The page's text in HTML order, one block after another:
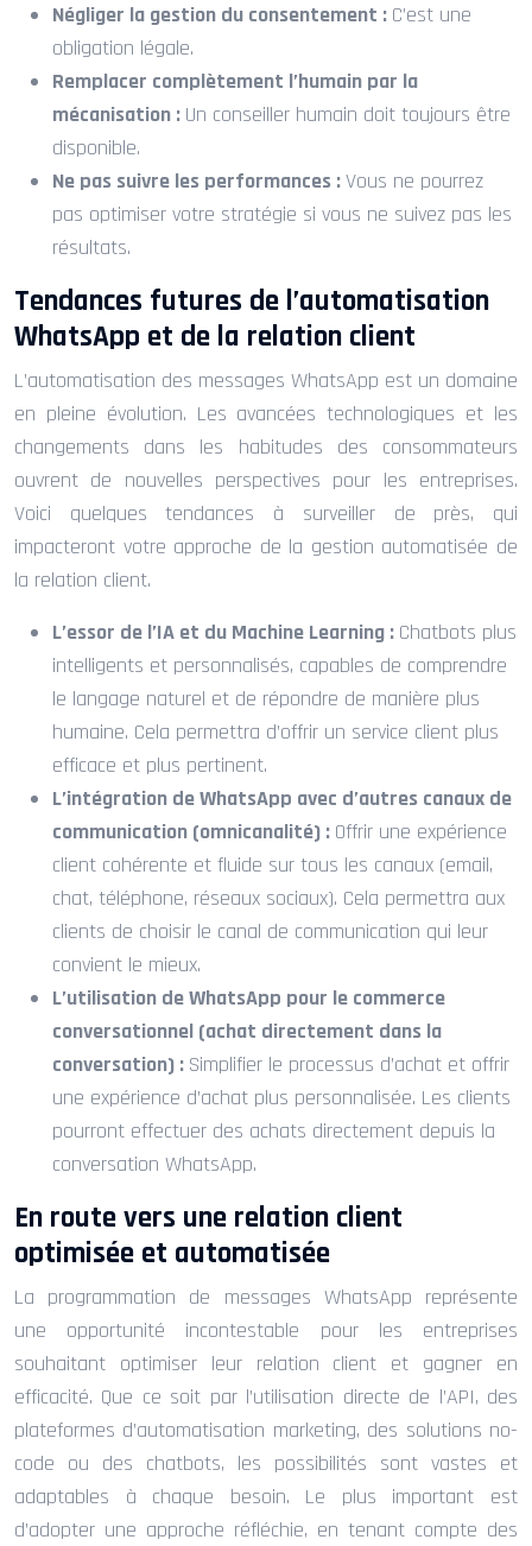
Négliger la gestion du consentement : C’est une
obligation légale.
Remplacer complètement l’humain par la
mécanisation : Un conseiller humain doit toujours être
disponible.
Ne pas suivre les performances :Vous ne pourrez
pas optimiser votre stratégie si vous ne suivez pas les
résultats.
Tendances futures de l’automatisation
WhatsApp et de la relation client
L’automatisation des messages WhatsApp est un domaine
en pleine évolution. Les avancées technologiques et les
changements dans les habitudes des consommateurs
ouvrent de nouvelles perspectives pour les entreprises.
Voici quelques tendances à surveiller de près, qui
impacteront votre approche de la gestion automatisée de
la relation client.
L’essor de l’IA et du Machine Learning : Chatbots plus
intelligents et personnalisés, capables de comprendre
le langage naturel et de répondre de manière plus
humaine. Cela permettra d’offrir un service client plus
efficace et plus pertinent.
L’intégration de WhatsApp avec d’autres canaux de
communication (omnicanalité) : Offrir une expérience
client cohérente et fluide sur tous les canaux (email,
chat, téléphone, réseaux sociaux). Cela permettra aux
clients de choisir le canal de communication qui leur
convient le mieux.
L’utilisation de WhatsApp pour le commerce
conversationnel (achat directement dans la
conversation) : Simplifier le processus d’achat et offrir
une expérience d’achat plus personnalisée. Les clients
pourront effectuer des achats directement depuis la
conversation WhatsApp.
En route vers une relation client
optimisée et automatisée
La programmation de messages WhatsApp représente
une opportunité incontestable pour les entreprises
souhaitant optimiser leur relation client et gagner en
efficacité. Que ce soit par l’utilisation directe de l’API, des
plateformes d’automatisation marketing, des solutions no-
code ou des chatbots, les possibilités sont vastes et
adaptables à chaque besoin. Le plus important est
d’adopter une approche réfléchie, en tenant compte des